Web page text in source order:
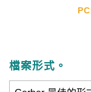
檔案形式。